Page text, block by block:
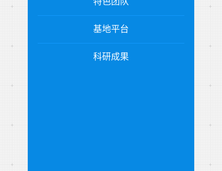
基地平台
科研成果